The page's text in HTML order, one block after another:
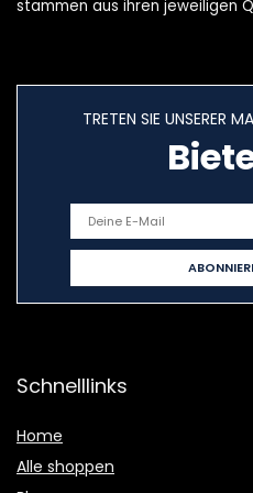
stammen aus ihren jeweiligen
TRETEN SIE UNSERER
Schnelllinks
Home
Alle shoppen